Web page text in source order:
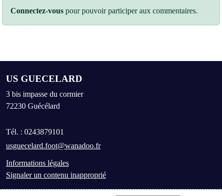
Connectez-vous pour pouvoir participer aux commentaires.
US GUECELARD
3 bis impasse du cormier
72230 Guécélard
Tél. : 0243879101
usguecelard.foot@wanadoo.fr
Informations légales
Signaler un contenu inapproprié